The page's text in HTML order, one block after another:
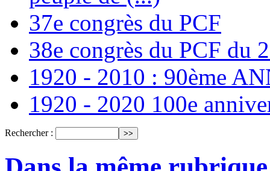
37e congrès du PCF
38e congrès du PCF du
1920 - 2010 : 90ème
1920 - 2020 100e
Rechercher :